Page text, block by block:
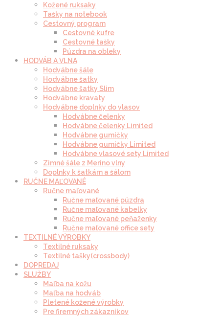
Kožené ruksaky
Tašky na notebook
Cestovný program
Cestovné kufre
Cestovné tašky
Púzdra na obleky
HODVÁB A VLNA
Hodvábne šále
Hodvábne šatky
Hodvábne šatky Slim
Hodvábne kravaty
Hodvábne doplnky do vlasov
Hodvábne čelenky
Hodvábne čelenky Limited
Hodvábne gumičky
Hodvábne gumičky Limited
Hodvábne vlasové sety Limited
Zimné šále z Merino vlny
Doplnky k šatkám a šálom
RUČNE MAĽOVANÉ
Ručne maľované
Ručne maľované púzdra
Ručne maľované kabelky
Ručne maľované peňaženky
Ručne maľované office sety
TEXTILNÉ VÝROBKY
Textilné ruksaky
Textilné tašky(crossbody)
DOPREDAJ
SLUŽBY
Maľba na kožu
Maľba na hodváb
Pletené kožené výrobky
Pre firemných zákazníkov